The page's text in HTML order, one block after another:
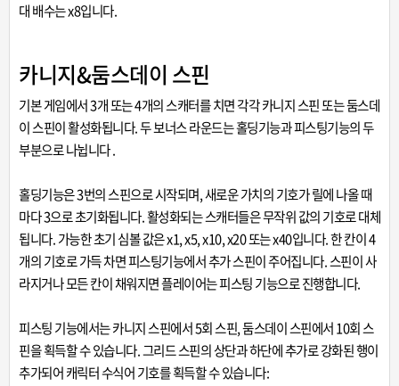
대 배수는 x8입니다.
카니지&둠스데이 스핀
기본 게임에서 3개 또는 4개의 스캐터를 치면 각각 카니지 스핀 또는 둠스데
이 스핀이 활성화됩니다. 두 보너스 라운드는 홀딩기능과 피스팅기능의 두
부분으로 나뉩니다 .
홀딩기능은 3번의 스핀으로 시작되며, 새로운 가치의 기호가 릴에 나올 때
마다 3으로 초기화됩니다. 활성화되는 스캐터들은 무작위 값의 기호로 대체
됩니다. 가능한 초기 심볼 값은 x1, x5, x10, x20 또는 x40입니다. 한 칸이 4
개의 기호로 가득 차면 피스팅기능에서 추가 스핀이 주어집니다. 스핀이 사
라지거나 모든 칸이 채워지면 플레이어는 피스팅 기능으로 진행합니다.
피스팅 기능에서는 카니지 스핀에서 5회 스핀, 둠스데이 스핀에서 10회 스
핀을 획득할 수 있습니다. 그리드 스핀의 상단과 하단에 추가로 강화된 행이
추가되어 캐릭터 수식어 기호를 획득할 수 있습니다: